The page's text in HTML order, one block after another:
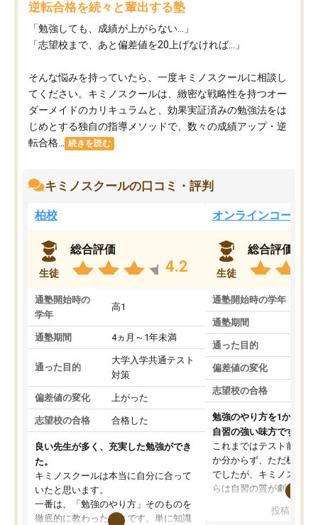
逆転合格を続々と輩出する塾
「勉強しても、成績が上がらない…」
「志望校まで、あと偏差値を20上げなければ…」
そんな悩みを持っていたら、一度キミノスクールに相談し
てください。キミノスクールは、緻密な戦略性を持つオー
ダーメイドのカリキュラムと、効果実証済みの勉強法をは
じめとする独自の指導メソッドで、数々の成績アップ・逆
転合格...
続きを読む
キミノスクールの口コミ・評判
柏校
生徒
総合評価
4.2
通塾開始時の
学年
高1
通塾期間 4ヵ月～1年未満
通った目的
大学入学共通テスト
対策
偏差値の変化 上がった
志望校の合格 合格した
良い先生が多く、充実した勉強ができ
た。
キミノスクールは本当に自分に合って
いたと思います。
一番は、「勉強のやり方」そのものを
徹底的に教わったことです。単に知識
オンラインコース
生徒
総合評価
通塾開始時の学年
通塾期間
通った目的
偏差値の変化
志望校の合格
勉強のやり方を1から教
自習の強い味方です。
これまではテスト前に何
か分からず、ただ机に座
でしたが、キミノスクー
らは自習の質が劇的に変
を明確にしてくれるの
投稿日：